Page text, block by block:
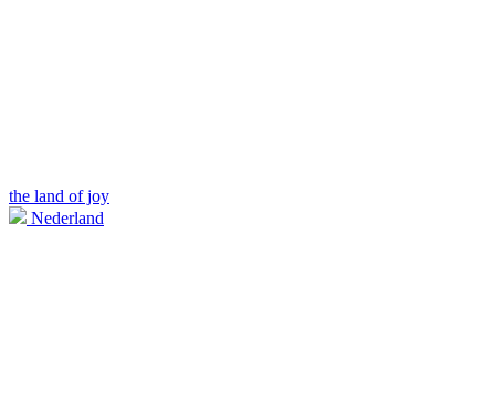
the land of joy
Nederland